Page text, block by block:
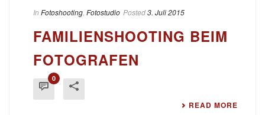
In Fotoshooting Fotostudio Posted3. Juli 2015
FAMILIENSHOOTING BEIM
FOTOGRAFEN
0
READ MORE